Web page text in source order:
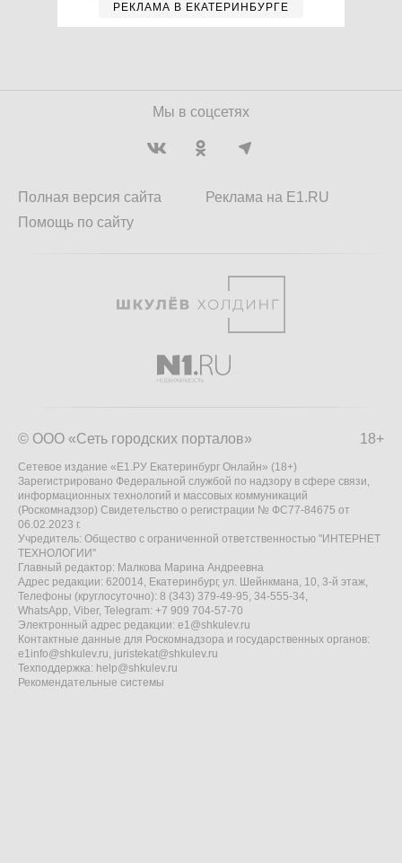
РЕКЛАМА В ЕКАТЕРИНБУРГЕ
Мы в соцсетях
Полная версия сайта
Помощь по сайту
Реклама на E1.RU
18+
© ООО «Сеть городских порталов»
Сетевое издание «Е1.РУ Екатеринбург Онлайн» (18+)
Зарегистрировано Федеральной службой по надзору в сфере связи,
информационных технологий и массовых коммуникаций
(Роскомнадзор) Свидетельство о регистрации № ФС77-84675 от
06.02.2023 г.
Учредитель: Общество с ограниченной ответственностью "ИНТЕРНЕТ
ТЕХНОЛОГИИ"
Главный редактор: Малкова Марина Андреевна
Адрес редакции: 620014, Екатеринбург, ул. Шейнкмана, 10, 3-й этаж,
Телефоны (круглосуточно): 8 (343) 379-49-95, 34-555-34,
WhatsApp, Viber, Telegram: +7 909 704-57-70
Электронный адрес редакции: e1@shkulev.ru
Контактные данные для Роскомнадзора и государственных органов:
e1info@shkulev.ru, juristekat@shkulev.ru
Техподдержка: help@shkulev.ru
Рекомендательные системы